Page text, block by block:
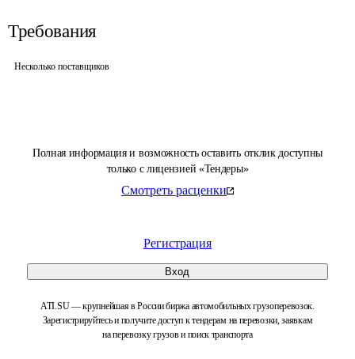
Полная информация и возможность оставить отклик доступны
только с лицензией «Тендеры»
Смотреть расценки
Регистрация
Вход
ATI.SU — крупнейшая в России биржа автомобильных грузоперевозок.
Зарегистрируйтесь и получите доступ к тендерам на перевозки, заявкам
на перевозку грузов и поиск транспорта
Требования
Несколько поставщиков